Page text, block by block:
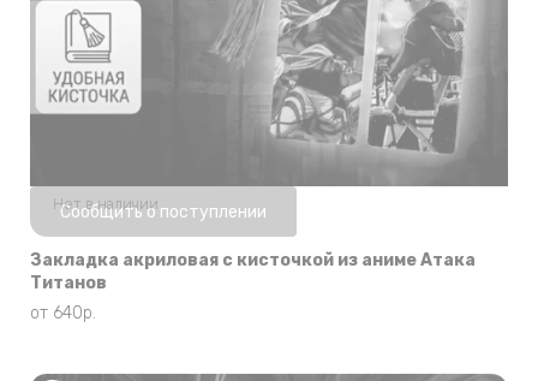
Нет в наличии
Сообщить о поступлении
Закладка акриловая с кисточкой из аниме Атака
Титанов
от 640р.